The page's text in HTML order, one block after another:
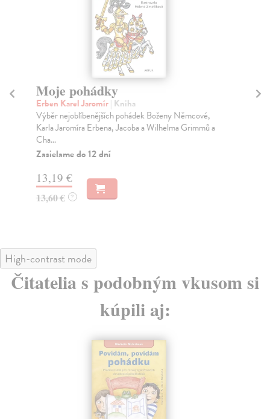
Moje pohádky
Erben Karel Jaromír| Kniha
Výběr nejoblíbenějších pohádek Boženy Němcové,
Karla Jaromíra Erbena, Jacoba a Wilhelma Grimmů a
Cha...
Zasielame do 12 dní
13,19 €
13,60 € ?
High-contrast mode
Čitatelia s podobným vkusom si
kúpili aj: